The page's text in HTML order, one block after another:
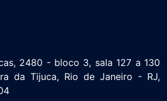
2480 - bloco 3, sala 127 a 130
da Tijuca, Rio de Janeiro - RJ,